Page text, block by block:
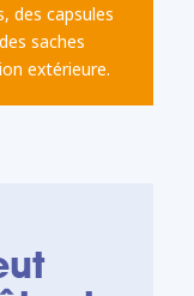
des capsules
saches
extérieure.